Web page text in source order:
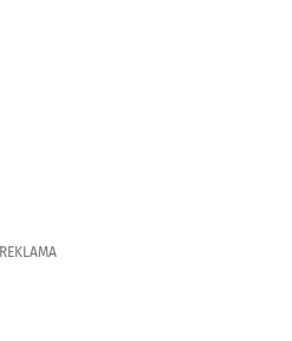
REKLAMA